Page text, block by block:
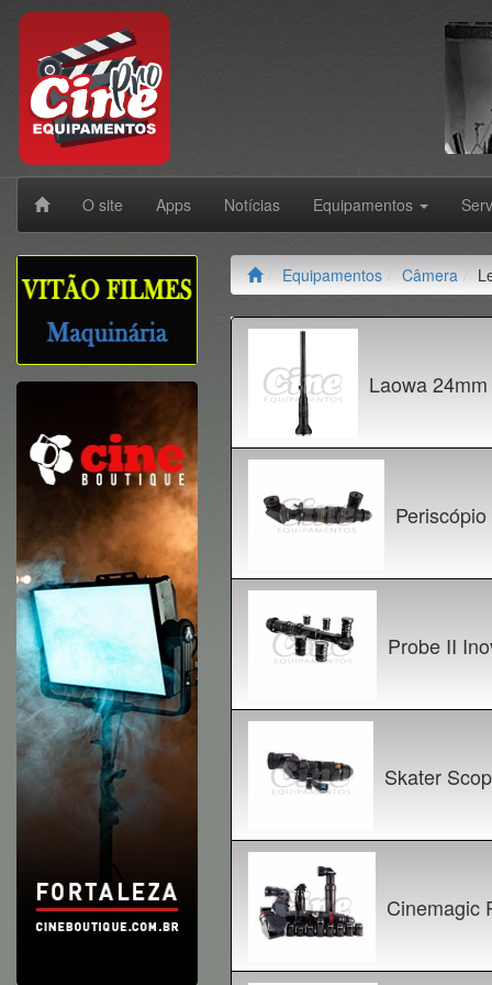
O site Apps Notícias Equipamentos
Equipamentos Câmera
Laowa
Probe II
Skater
Cinemagic